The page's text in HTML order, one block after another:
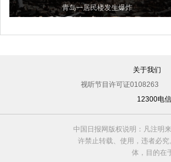
青岛一居民楼发生爆炸
关于我们
视听节目许可证0108263
12300电
中国日报网版权说明：凡注明
许禁止转载、使用，违者必
体，目的在